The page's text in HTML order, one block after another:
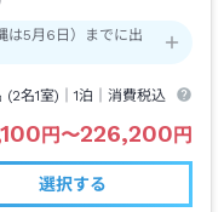
5月6日）までに出
(2名1室)｜1泊 ｜消費税込
円〜226,200円
選択する